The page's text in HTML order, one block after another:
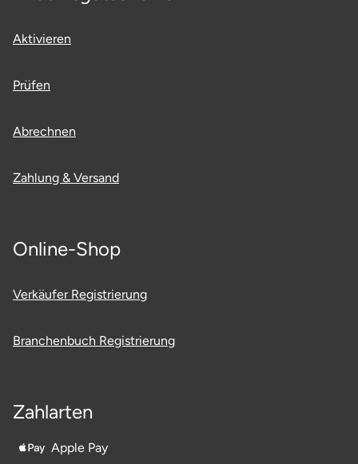
Aktivieren
Prüfen
Abrechnen
Zahlung & Versand
Online-Shop
Verkäufer Registrierung
Branchenbuch Registrierung
Zahlarten
Apple Pay
Köln